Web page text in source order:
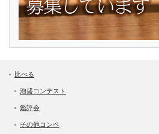
比べる
泡盛コンテスト
鑑評会
その他コンペ